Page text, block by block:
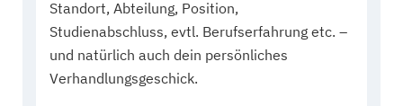
Standort, Abteilung, Position,
Studienabschluss, evtl. Berufserfahrung etc. –
und natürlich auch dein persönliches
Verhandlungsgeschick.